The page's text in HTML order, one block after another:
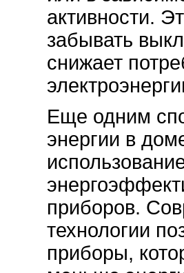
активности.
забывать
снижает
Еще одним
энергии в
приборов.
технологии
приборы,